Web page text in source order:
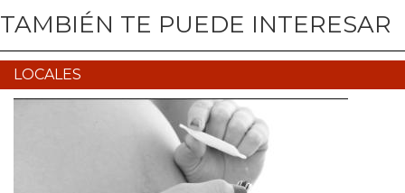
TAMBIÉN TE PUEDE INTERESAR
LOCALES